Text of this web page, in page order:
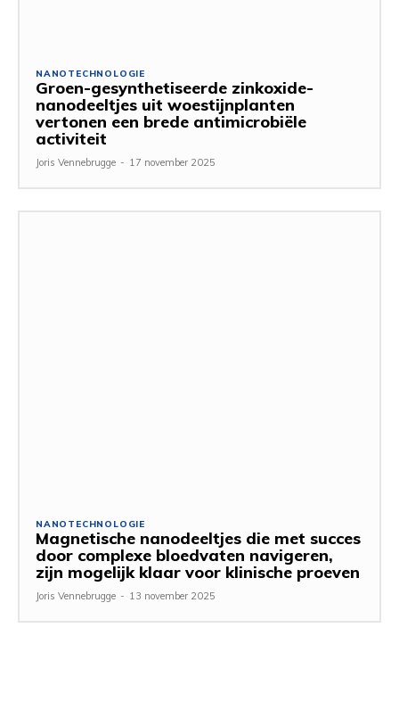
NANOTECHNOLOGIE
Groen-gesynthetiseerde zinkoxide-
nanodeeltjes uit woestijnplanten
vertonen een brede antimicrobiële
activiteit
Joris Vennebrugge - 17 november 2025
NANOTECHNOLOGIE
Magnetische nanodeeltjes die met succes
door complexe bloedvaten navigeren,
zijn mogelijk klaar voor klinische proeven
Joris Vennebrugge - 13 november 2025